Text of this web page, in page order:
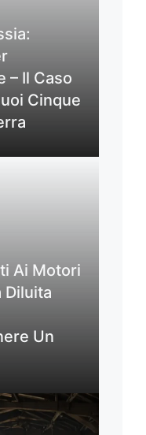
– Il Caso
Cinque
Ai Motori
Diluita
Un